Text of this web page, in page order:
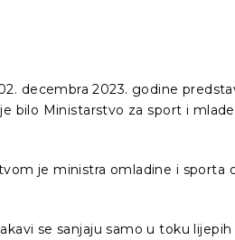
decembra 2023. godine
bilo Ministarstvo za sport i
je ministra omladine i sporta
se sanjaju samo u toku